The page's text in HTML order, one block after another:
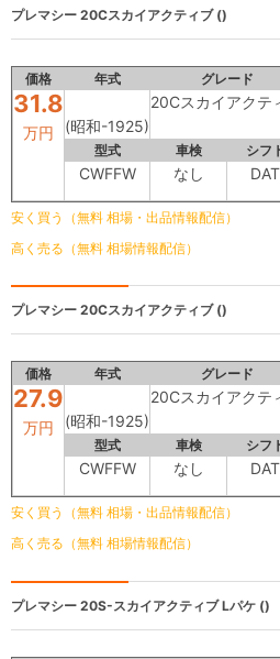
プレマシー 20Cスカイアクティブ ()
価格 年式 グレード
31.8
万円 (昭和-1925)
20Cスカイアクテ
型式 車検 シフ
CWFFW なし DAT
安く買う（無料 相場・出品情報配信）
高く売る（無料 相場情報配信）
プレマシー 20Cスカイアクティブ ()
価格 年式 グレード
27.9
万円 (昭和-1925)
20Cスカイアクテ
型式 車検 シフ
CWFFW なし DAT
安く買う（無料 相場・出品情報配信）
高く売る（無料 相場情報配信）
プレマシー 20S-スカイアクティブ Lパケ ()